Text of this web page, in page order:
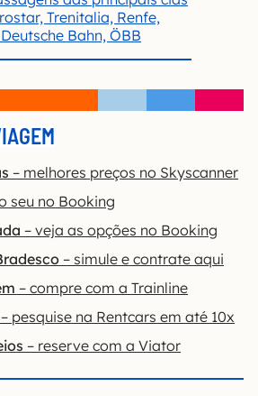
Trenitalia, Renfe,
Deutsche Bahn, ÖBB
– melhores preços no Skyscanner
seu no Booking
– veja as opções no Booking
– simule e contrate aqui
– compre com a Trainline
– pesquise na Rentcars em até 10x
– reserve com a Viator